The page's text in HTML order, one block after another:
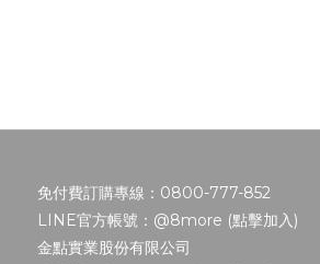
免付費訂購專線：0800-777-852
LINE官方帳號：@8more (點擊加入
金點實業股份有限公司